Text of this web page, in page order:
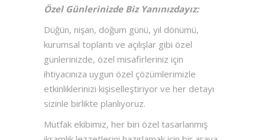
Özel Günlerinizde Biz Yanınızdayız:
Düğün, nişan, doğum günü, yıl dönümü,
kurumsal toplantı ve açılışlar gibi özel
günlerinizde, özel misafirleriniz için
ihtiyacınıza uygun özel çözümlerimizle
etkinliklerinizi kişiselleştiriyor ve her detayı
sizinle birlikte planlıyoruz.
Mutfak ekibimiz, her biri özel tasarlanmış